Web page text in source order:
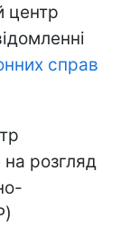
центр
справ
розгляд